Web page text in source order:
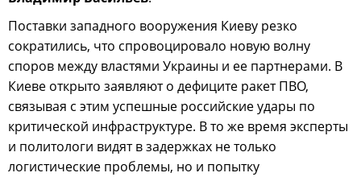
Поставки западного вооружения Киеву резко
сократились, что спровоцировало новую волну
споров между властями Украины и ее партнерами. В
Киеве открыто заявляют о дефиците ракет ПВО,
связывая с этим успешные российские удары по
критической инфраструктуре. В то же время эксперты
и политологи видят в задержках не только
логистические проблемы, но и попытку